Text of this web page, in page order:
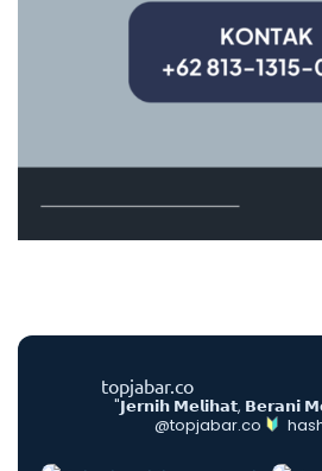
topjabar.co
"𝗝𝗲𝗿𝗻𝗶𝗵 𝗠𝗲𝗹𝗶𝗵𝗮𝘁, 𝗕𝗲𝗿𝗮𝗻𝗶
@topjabar.co